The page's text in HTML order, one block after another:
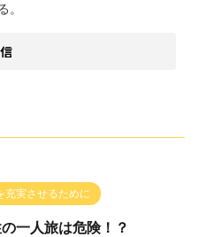
。
充実させるために
一人旅は危険！？